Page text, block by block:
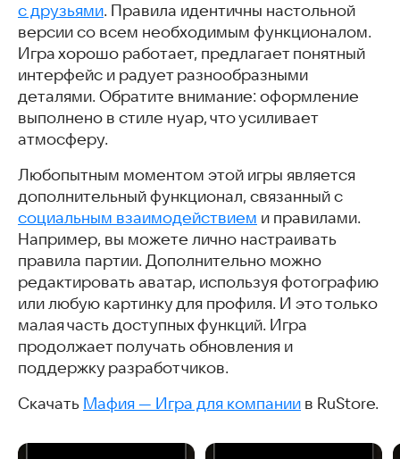
с друзьями. Правила идентичны настольной
версии со всем необходимым функционалом.
Игра хорошо работает, предлагает понятный
интерфейс и радует разнообразными
деталями. Обратите внимание: оформление
выполнено в стиле нуар, что усиливает
атмосферу.
Любопытным моментом этой игры является
дополнительный функционал, связанный с
социальным взаимодействием и правилами.
Например, вы можете лично настраивать
правила партии. Дополнительно можно
редактировать аватар, используя фотографию
или любую картинку для профиля. И это только
малая часть доступных функций. Игра
продолжает получать обновления и
поддержку разработчиков.
Скачать Мафия — Игра для компании в RuStore.